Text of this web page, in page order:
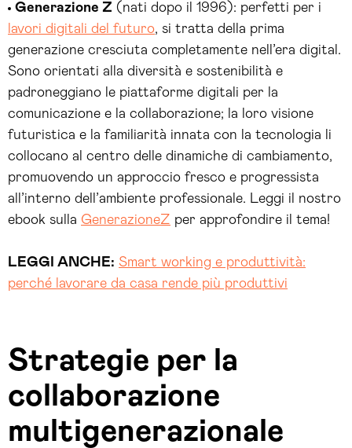
Generazione Z (nati dopo il 1996): perfetti per i
lavori digitali del futuro, si tratta della prima
generazione cresciuta completamente nell’era digital.
Sono orientati alla diversità e sostenibilità e
padroneggiano le piattaforme digitali per la
comunicazione e la collaborazione; la loro visione
futuristica e la familiarità innata con la tecnologia li
collocano al centro delle dinamiche di cambiamento,
promuovendo un approccio fresco e progressista
all’interno dell’ambiente professionale. Leggi il nostro
ebook sulla GenerazioneZ per approfondire il tema!
LEGGI ANCHE: Smart working e produttività:
perché lavorare da casa rende più produttivi
Strategie per la
collaborazione
multigenerazionale